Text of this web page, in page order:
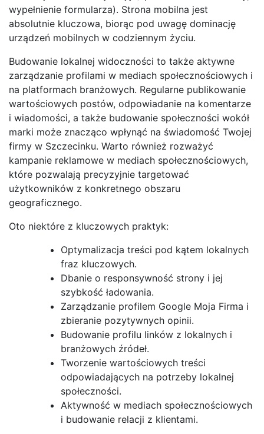
wypełnienie formularza). Strona mobilna jest
absolutnie kluczowa, biorąc pod uwagę dominację
urządzeń mobilnych w codziennym życiu.
Budowanie lokalnej widoczności to także aktywne
zarządzanie profilami w mediach społecznościowych i
na platformach branżowych. Regularne publikowanie
wartościowych postów, odpowiadanie na komentarze
i wiadomości, a także budowanie społeczności wokół
marki może znacząco wpłynąć na świadomość Twojej
firmy w Szczecinku. Warto również rozważyć
kampanie reklamowe w mediach społecznościowych,
które pozwalają precyzyjnie targetować
użytkowników z konkretnego obszaru
geograficznego.
Oto niektóre z kluczowych praktyk:
Optymalizacja treści pod kątem lokalnych
fraz kluczowych.
Dbanie o responsywność strony i jej
szybkość ładowania.
Zarządzanie profilem Google Moja Firma i
zbieranie pozytywnych opinii.
Budowanie profilu linków z lokalnych i
branżowych źródeł.
Tworzenie wartościowych treści
odpowiadających na potrzeby lokalnej
społeczności.
Aktywność w mediach społecznościowych
i budowanie relacji z klientami.